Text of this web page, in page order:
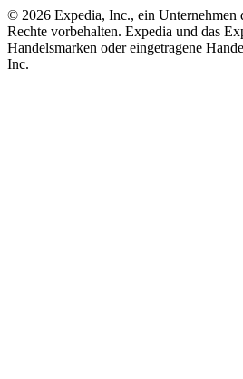
© 2026 Expedia, Inc., ein Unternehmen
Rechte vorbehalten. Expedia und das
Handelsmarken oder eingetragene
Inc.